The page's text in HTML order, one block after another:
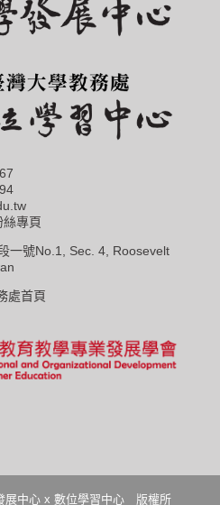
絲專頁
一號No.1, Sec. 4, Roosevelt
處首頁
展中心 x 數位學習中心 版權所